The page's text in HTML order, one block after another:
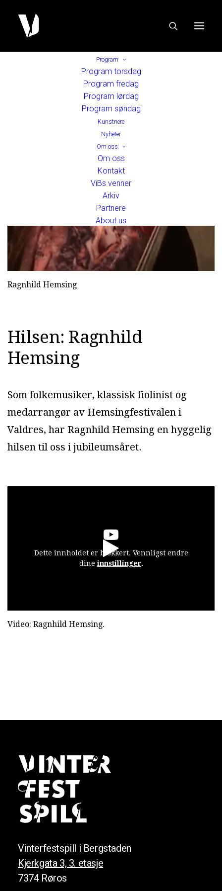
Program
Program torsdag
Program fredag
Program lørdag
Program søndag
Kunstnere
Nyheter
Om oss
Om oss
Kontakt
ViBs venner
Arkiv
Partnere
About us
Ragnhild Hemsing
Hilsen: Ragnhild
Hemsing
Som folkemusiker, klassisk fiolinist og
medarrangør av Hemsingfestivalen i
Valdres, har Ragnhild Hemsing en hyggelig
hilsen til oss i jubileumsåret.
Dette innholdet er blokkert. Vennligst endre
dineinnstillinger.
Video: Ragnhild Hemsing.
Vinterfestspill i Bergstaden
Kjerkgata 3, 3. etasje
7374 Røros